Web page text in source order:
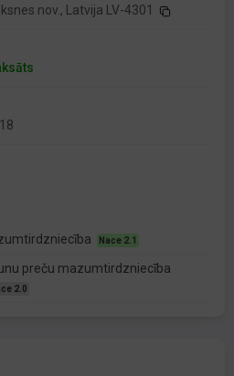
nov., Latvija LV-4301
Nace 2.1
preču mazumtirdzniecība
2.0